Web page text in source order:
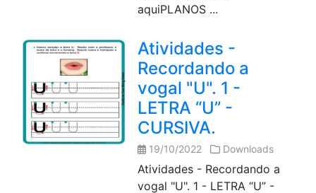
aquiPLANOS ...
Atividades -
Recordando a
vogal "U". 1 -
LETRA “U” -
CURSIVA.
19/10/2022 Downloads
Atividades - Recordando a
vogal "U". 1 - LETRA “U” -